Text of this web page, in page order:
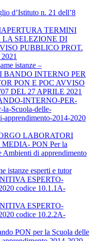
d’Istituto n. 21 dell’8
TERMINI
LA SELEZIONE DI
PUBBLICO PROT.
istanze –
BANDO INTERNO PER
PON E POC AVVISO
DEL 27 APRILE 2021
INTERNO-PER-
Scuola-delle-
apprendimento-2014-2020
LABORATORI
PON Per la
Ambienti di apprendimento
istanze esperti e tutor
ESPERTO-
codice 10.1.1A-
ESPERTO-
codice 10.2.2A-
PON per la Scuola delle